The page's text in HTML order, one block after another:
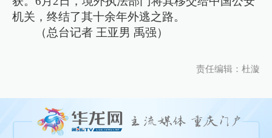
机关，终结了其十余年外逃之路。
（总台记者 王亚男 禹强）
责任编辑：杜漩